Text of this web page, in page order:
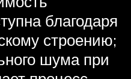
благодаря
строению;
шума при